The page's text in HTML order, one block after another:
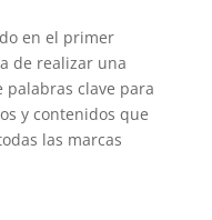
en el primer
de realizar una
clave para
y contenidos que
las marcas